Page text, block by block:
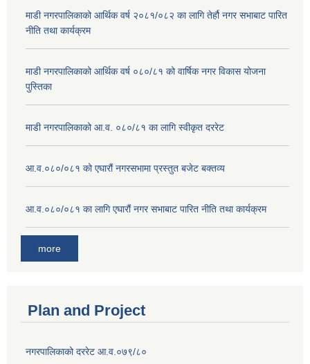
माडी नगरपालिकाको आर्थिक वर्ष २०८१/०८२ का लागि तेर्हौ नगर सभाबाट पारित
नीति तथा कार्यक्रम
माडी नगरपालिकाको आर्थिक वर्ष ०८०/८१ को वार्षिक नगर विकास योजना
पुस्तिका
माडी नगरपालिकाको आ.व. ०८०/८१ का लागि स्वीकृत दररेट
आ.व.०८०/०८१ को एघारौं नगरसभामा प्रस्तुत बजेट बक्तव्य
आ.व.०८०/०८१ का लागि एघारौं नगर सभाबाट पारित नीति तथा कार्यक्रम
more
Plan and Project
नगरपालिकाको दररेट आ.व.०७९/८०